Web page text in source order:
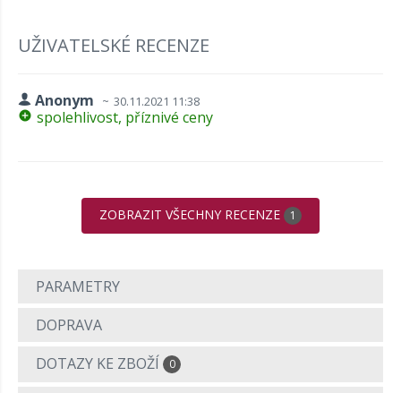
UŽIVATELSKÉ RECENZE
Anonym 30.11.2021 11:38
spolehlivost, příznivé ceny
ZOBRAZIT VŠECHNY RECENZE 1
PARAMETRY
DOPRAVA
DOTAZY KE ZBOŽÍ
0